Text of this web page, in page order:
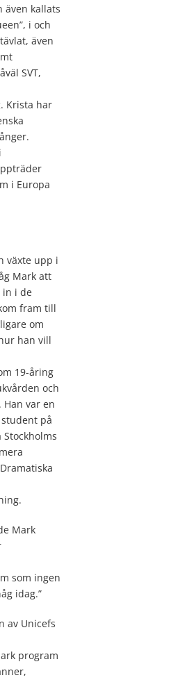
även kallats
i och
även
SVT,
Krista har
i Europa
växte upp i
Mark att
in i de
fram till
om
han vill
19-åring
och
var en
på
Mark
som ingen
idag.”
av Unicefs
program